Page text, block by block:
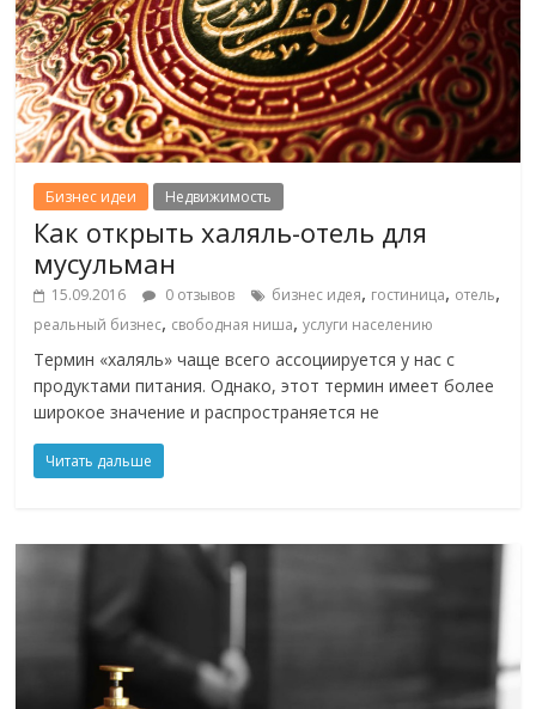
Бизнес идеи Недвижимость
Как открыть халяль-отель для
мусульман
15.09.2016 0 отзывов бизнес идея, гостиница, отель,
реальный бизнес, свободная ниша,услуги населению
Термин «халяль» чаще всего ассоциируется у нас с
продуктами питания. Однако, этот термин имеет более
широкое значение и распространяется не
Читать дальше